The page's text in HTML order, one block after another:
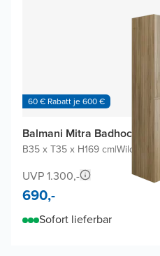
60 € Rabatt je 600 €
Balmani Mitra
B35 x T35 x H169 cm|Wildeiche
UVP 1.300,-
690,-
Sofort lieferbar